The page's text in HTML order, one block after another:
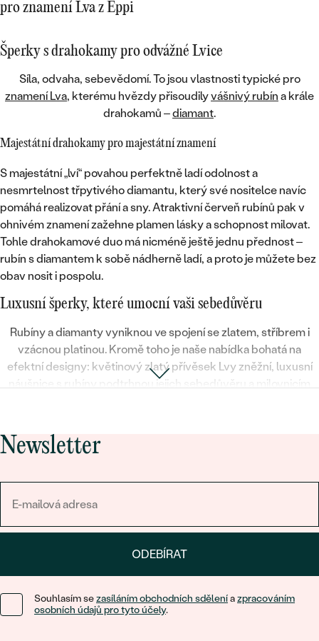
pro znamení Lva z Eppi
Šperky s drahokamy pro odvážné Lvice
Síla, odvaha, sebevědomí. To jsou vlastnosti typické pro
znamení Lva, kterému hvězdy přisoudilyvášnivý rubín a krále
drahokamů –diamant.
Majestátní drahokamy pro majestátní znamení
S majestátní „lví“ povahou perfektně ladí odolnost a
nesmrtelnost třpytivého diamantu, který své nositelce navíc
pomáhá realizovat přání a sny. Atraktivní červeň rubínů pak v
ohnivém znamení zažehne plamen lásky a schopnost milovat.
Tohle drahokamové duo má nicméně ještě jednu přednost –
rubín s diamantem k sobě nádherně ladí, a proto je můžete bez
obav nosit i pospolu.
Luxusní šperky, které umocní vaši sebedůvěru
Rubíny a diamanty vyniknou ve spojení sezlatem, stříbrem i
vzácnou platinou. Kromě toho je naše nabídka bohatá na
efektní designy: květinový zlatý přívěsek Lvy zněžní, luxusní
náušnice s rubíny podtrhnou jejich sebedůvěru a milovnicím
žen ve znamení Lva na trůn!
Newsletter
ODEBÍRAT
Souhlasím sezasíláním obchodních sděleníazpracováním
osobních údajů pro tyto účely.